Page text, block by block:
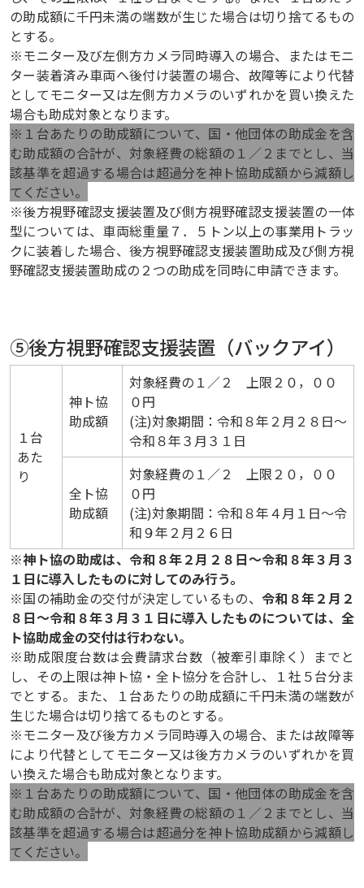
の助成額に千円未満の端数が生じた場合は切り捨てるもの
とする。
※モニター及び左側方カメラ同時導入の場合、またはモニ
ター装着済み車両へ後付け装置の場合、故障等により代替
としてモニター又は左側方カメラのいずれかを買い換えた
場合も助成対象となります。
※１台あたりの助成額について、国・他団体の助成金を含
む助成額の合計が、対象経費の総額の１／２までとし、当
該基準を超過する場合は超過分を神ト協助成額から減額し
てください。
※後方視野確認支援装置及び側方視野確認支援装置の一体
型については、車両総重量７．５トン以上の事業用トラッ
クに装着した場合、後方視野確認支援装置助成及び側方視
野確認支援装置助成の２つの助成を同時に申請できます。
⑤後方視野確認支援装置（バックアイ）
１台
あた
り
神ト協
助成額
対象経費の１／２ 上限２０，００
０円
(注)対象期間：令和８年２月２８日～
令和８年３月３１日
全ト協
助成額
対象経費の１／２ 上限２０，００
０円
(注)対象期間：令和８年４月１日～令
和９年２月２６日
※神ト協の助成は、令和８年２月２８日～令和８年３月３
１日に導入したものに対してのみ行う。
※国の補助金の交付が決定しているもの、令和８年２月２
８日～令和８年３月３１日に導入したものについては、全
ト協助成金の交付は行わない。
※助成限度台数は会費請求台数（被牽引車除く）までと
し、その上限は神ト協・全ト協分を合計し、１社５台分ま
でとする。また、１台あたりの助成額に千円未満の端数が
生じた場合は切り捨てるものとする。
※モニター及び後方カメラ同時導入の場合、または故障等
により代替としてモニター又は後方カメラのいずれかを買
い換えた場合も助成対象となります。
※１台あたりの助成額について、国・他団体の助成金を含
む助成額の合計が、対象経費の総額の１／２までとし、当
該基準を超過する場合は超過分を神ト協助成額から減額し
てください。